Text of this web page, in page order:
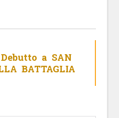
Debutto a SAN
BATTAGLIA